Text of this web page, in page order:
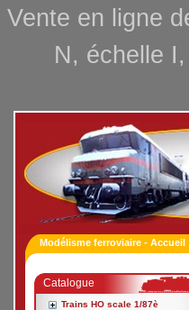
Vente en ligne
N, échelle
Modélisme ferroviaire - Accueil
Catalogue
Trains HO scale 1/87è